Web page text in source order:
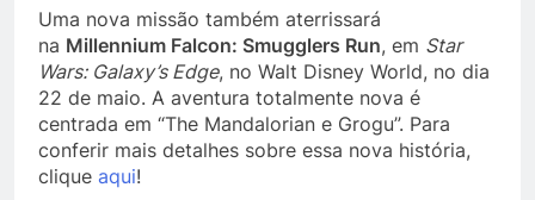
Uma nova missão também aterrissará
na Millennium Falcon: Smugglers Run, em Star
Wars: Galaxy’s Edge, no Walt Disney World, no dia
22 de maio. A aventura totalmente nova é
centrada em “The Mandalorian e Grogu”. Para
conferir mais detalhes sobre essa nova história,
clique aqui!